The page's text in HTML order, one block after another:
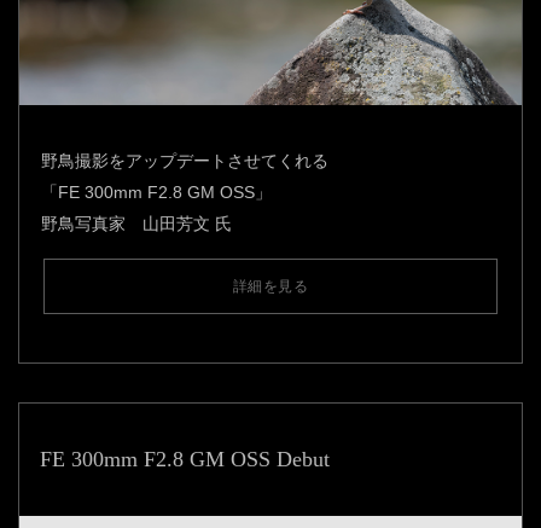
野鳥撮影をアップデートさせてくれる
「FE 300mm F2.8 GM OSS」
野鳥写真家 山田芳文 氏
詳細を見る
FE 300mm F2.8 GM OSS Debut